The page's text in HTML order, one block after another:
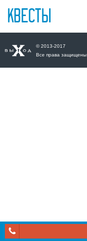
КВЕСТЫ

© 2013-2017
Все права защищены